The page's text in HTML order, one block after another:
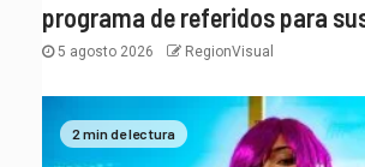
programa de referidos para
5 agosto 2026 RegionVisual
2 min de lectura